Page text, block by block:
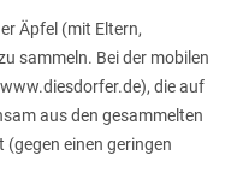
Äpfel (mit Eltern,
sammeln. Bei der mobilen
die auf
aus den gesammelten
einen geringen